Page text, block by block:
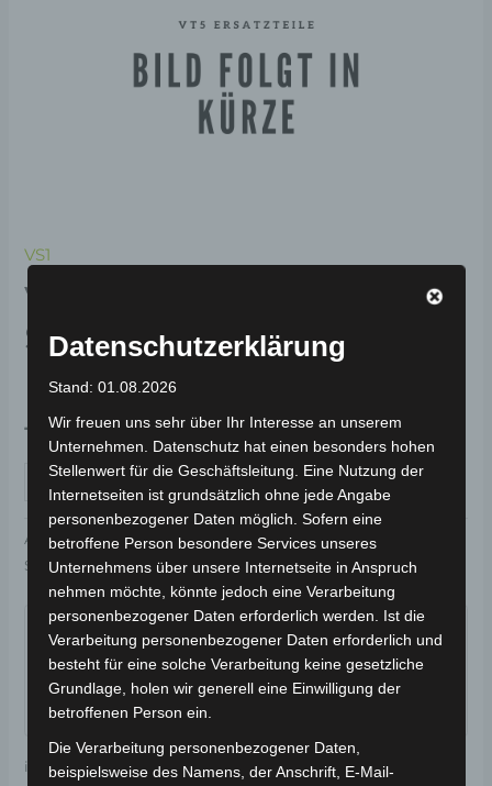
VS1
VS1 RECHTE
SITZUNTERDEKORATION
KUNSTSTOFF
19,00€
IN DEN WARENKORB
Artikelnummer:3M309-7010A-00 Kategorie:VS1
Schlagwort:Karosserie & Verkleidung
Garantiert sicherer Checkout
inkl. 19 % MwSt.Kostenloser Versand
Datenschutzerklärung
Stand: 01.08.2026
Wir freuen uns sehr über Ihr Interesse an unserem
Unternehmen. Datenschutz hat einen besonders hohen
Stellenwert für die Geschäftsleitung. Eine Nutzung der
Internetseiten ist grundsätzlich ohne jede Angabe
personenbezogener Daten möglich. Sofern eine
betroffene Person besondere Services unseres
Unternehmens über unsere Internetseite in Anspruch
nehmen möchte, könnte jedoch eine Verarbeitung
personenbezogener Daten erforderlich werden. Ist die
Verarbeitung personenbezogener Daten erforderlich und
besteht für eine solche Verarbeitung keine gesetzliche
Grundlage, holen wir generell eine Einwilligung der
betroffenen Person ein.
Die Verarbeitung personenbezogener Daten,
beispielsweise des Namens, der Anschrift, E-Mail-